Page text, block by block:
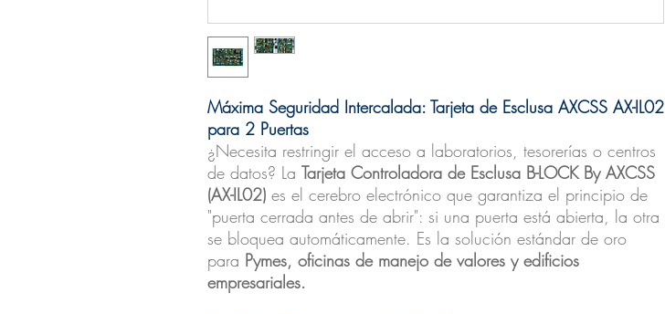
Máxima Seguridad Intercalada: Tarjeta de Esclusa AXCSS AX-IL02
para 2 Puertas
¿Necesita restringir el acceso a laboratorios, tesorerías o centros
de datos? La Tarjeta Controladora de Esclusa B-LOCK By AXCSS
(AX-IL02) es el cerebro electrónico que garantiza el principio de
"puerta cerrada antes de abrir": si una puerta está abierta, la otra
se bloquea automáticamente. Es la solución estándar de oro
para Pymes, oficinas de manejo de valores y edificios
empresariales.